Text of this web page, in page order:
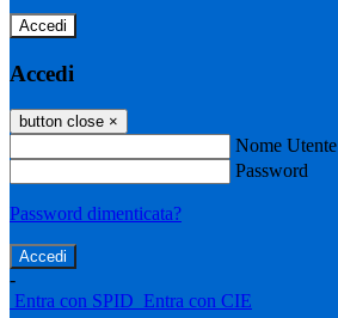
Accedi
Accedi
button close ×
Nome Utente
Password
Password dimenticata?
-
Entra con SPID Entra con CIE